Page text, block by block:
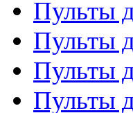
Пульты
Пульты
Пульты
Пульты